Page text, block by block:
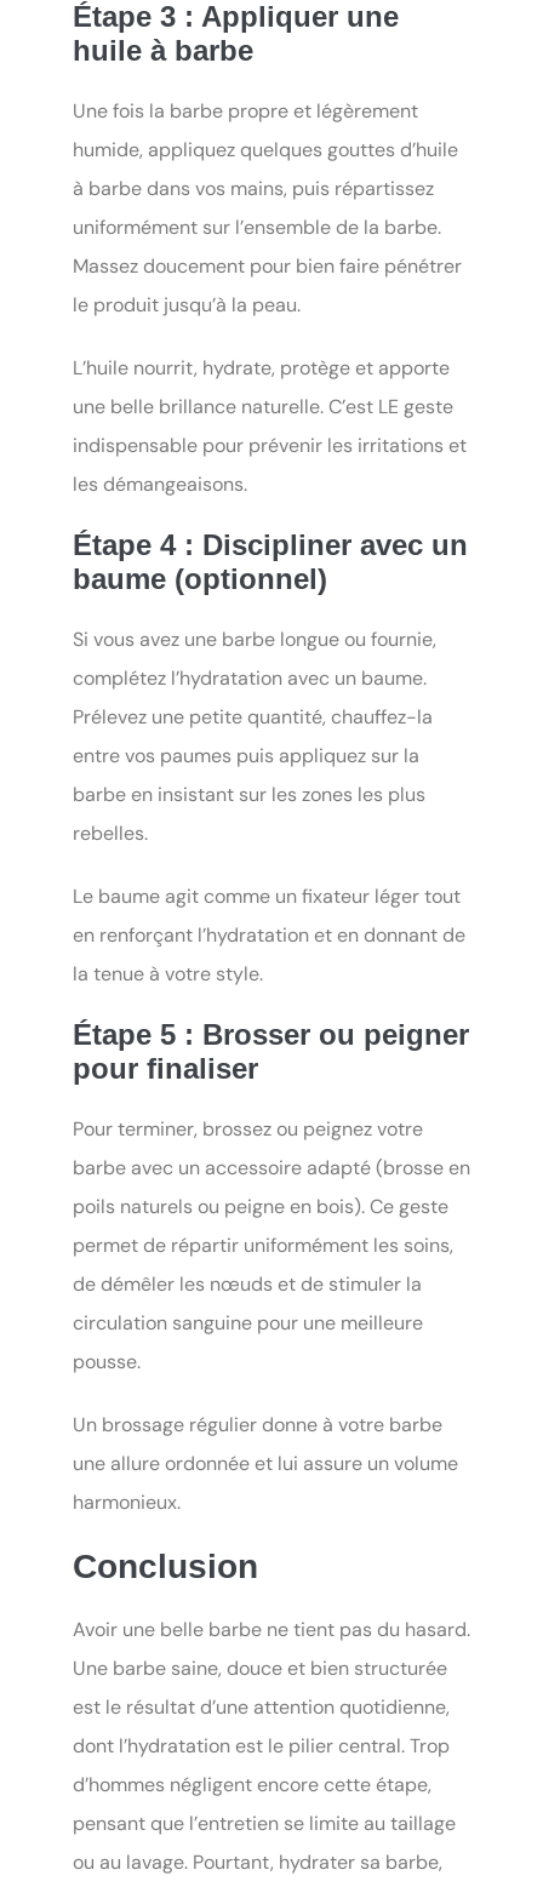
Étape 3 : Appliquer une
huile à barbe
Une fois la barbe propre et légèrement
humide, appliquez quelques gouttes d’huile
à barbe dans vos mains, puis répartissez
uniformément sur l’ensemble de la barbe.
Massez doucement pour bien faire pénétrer
le produit jusqu’à la peau.
L’huile nourrit, hydrate, protège et apporte
une belle brillance naturelle. C’est LE geste
indispensable pour prévenir les irritations et
les démangeaisons.
Étape 4 : Discipliner avec un
baume (optionnel)
Si vous avez une barbe longue ou fournie,
complétez l’hydratation avec un baume.
Prélevez une petite quantité, chauffez-la
entre vos paumes puis appliquez sur la
barbe en insistant sur les zones les plus
rebelles.
Le baume agit comme un fixateur léger tout
en renforçant l’hydratation et en donnant de
la tenue à votre style.
Étape 5 : Brosser ou peigner
pour finaliser
Pour terminer, brossez ou peignez votre
barbe avec un accessoire adapté (brosse en
poils naturels ou peigne en bois). Ce geste
permet de répartir uniformément les soins,
de démêler les nœuds et de stimuler la
circulation sanguine pour une meilleure
pousse.
Un brossage régulier donne à votre barbe
une allure ordonnée et lui assure un volume
harmonieux.
Conclusion
Avoir une belle barbe ne tient pas du hasard.
Une barbe saine, douce et bien structurée
est le résultat d’une attention quotidienne,
dont l’hydratation est le pilier central. Trop
d’hommes négligent encore cette étape,
pensant que l’entretien se limite au taillage
ou au lavage. Pourtant, hydrater sa barbe,